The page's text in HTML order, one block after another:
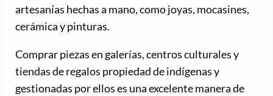
artesanías hechas a mano, como joyas, mocasines,
cerámica y pinturas.
Comprar piezas en galerías, centros culturales y
tiendas de regalos propiedad de indígenas y
gestionadas por ellos es una excelente manera de